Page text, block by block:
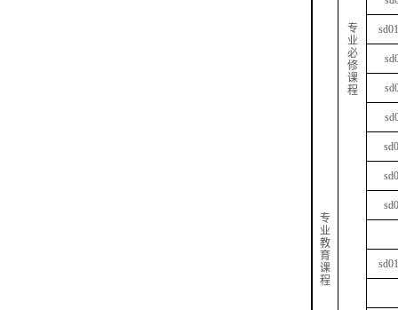
专
业
教
育
课
程
专
业
必
修
课
程